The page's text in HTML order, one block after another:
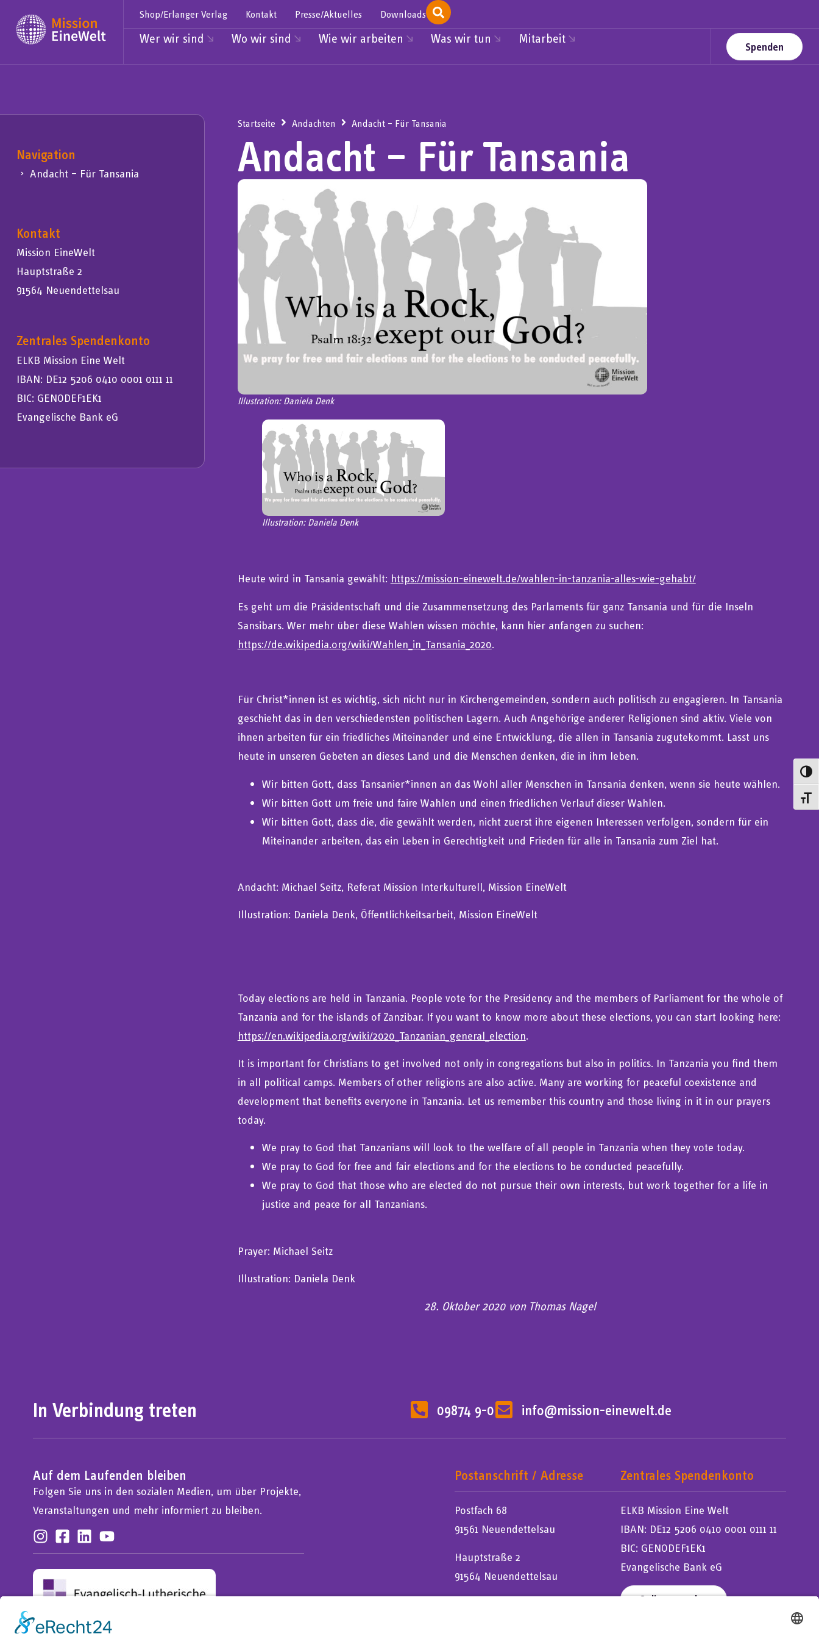
Shop/Erlanger Verlag Kontakt Presse/Aktuelles Downloads
Wer wir sind Wo wir sind Wie wir arbeiten Was wir tun Mitarbeit
Spenden
Navigation
Andacht – Für Tansania
Kontakt
Mission EineWelt
Hauptstraße 2
91564 Neuendettelsau
Zentrales Spendenkonto
ELKB Mission Eine Welt
IBAN: DE12 5206 0410 0001 0111 11
BIC: GENODEF1EK1
Evangelische Bank eG
Andacht – Für Tansania
Startseite Andachten Andacht – Für Tansania
Illustration: Daniela Denk
Illustration: Daniela Denk
Heute wird in Tansania gewählt: https://mission-einewelt.de/wahlen-in-tanzania-alles-wie-gehabt/
Es geht um die Präsidentschaft und die Zusammensetzung des Parlaments für ganz Tansania und für die Inseln
Sansibars. Wer mehr über diese Wahlen wissen möchte, kann hier anfangen zu suchen:
https://de.wikipedia.org/wiki/Wahlen_in_Tansania_2020.
Für Christ*innen ist es wichtig, sich nicht nur in Kirchengemeinden, sondern auch politisch zu engagieren. In Tansania
geschieht das in den verschiedensten politischen Lagern. Auch Angehörige anderer Religionen sind aktiv. Viele von
ihnen arbeiten für ein friedliches Miteinander und eine Entwicklung, die allen in Tansania zugutekommt. Lasst uns
heute in unseren Gebeten an dieses Land und die Menschen denken, die in ihm leben.
Wir bitten Gott, dass Tansanier*innen an das Wohl aller Menschen in Tansania denken, wenn sie heute wählen.
Wir bitten Gott um freie und faire Wahlen und einen friedlichen Verlauf dieser Wahlen.
Wir bitten Gott, dass die, die gewählt werden, nicht zuerst ihre eigenen Interessen verfolgen, sondern für ein
Miteinander arbeiten, das ein Leben in Gerechtigkeit und Frieden für alle in Tansania zum Ziel hat.
Andacht: Michael Seitz, Referat Mission Interkulturell, Mission EineWelt
Illustration: Daniela Denk, Öffentlichkeitsarbeit, Mission EineWelt
Today elections are held in Tanzania. People vote for the Presidency and the members of Parliament for the whole of
Tanzania and for the islands of Zanzibar. If you want to know more about these elections, you can start looking here:
https://en.wikipedia.org/wiki/2020_Tanzanian_general_election.
It is important for Christians to get involved not only in congregations but also in politics. In Tanzania you find them
in all political camps. Members of other religions are also active. Many are working for peaceful coexistence and
development that benefits everyone in Tanzania. Let us remember this country and those living in it in our prayers
today.
We pray to God that Tanzanians will look to the welfare of all people in Tanzania when they vote today.
We pray to God for free and fair elections and for the elections to be conducted peacefully.
We pray to God that those who are elected do not pursue their own interests, but work together for a life in
justice and peace for all Tanzanians.
Prayer: Michael Seitz
Illustration: Daniela Denk
28. Oktober 2020 von Thomas Nagel
In Verbindung treten 09874 9-0 info@mission-einewelt.de
Auf dem Laufenden bleiben
Folgen Sie uns in den sozialen Medien, um über Projekte,
Veranstaltungen und mehr informiert zu bleiben.
Postanschrift / Adresse
Postfach 68
91561 Neuendettelsau
Hauptstraße 2
91564 Neuendettelsau
Zentrales Spendenkonto
ELKB Mission Eine Welt
IBAN: DE12 5206 0410 0001 0111 11
BIC: GENODEF1EK1
Evangelische Bank eG
Online spenden